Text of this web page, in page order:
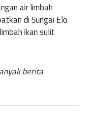
air limbah
di Sungai Elo.
ikan sulit
berita